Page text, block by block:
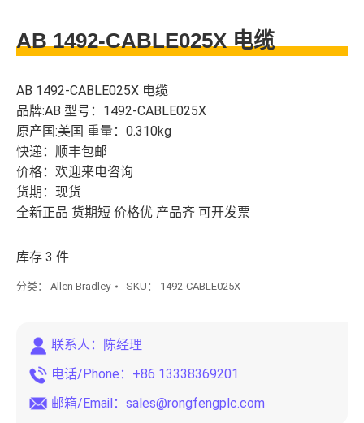
AB 1492-CABLE025X 电缆
AB 1492-CABLE025X 电缆
品牌:AB 型号：1492-CABLE025X
原产国:美国 重量：0.310kg
快递：顺丰包邮
价格：欢迎来电咨询
货期：现货
全新正品 货期短 价格优 产品齐 可开发票
库存 3 件
分类： Allen Bradley SKU： 1492-CABLE025X
联系人：陈经理
电话/Phone：+86 13338369201
邮箱/Email： sales@rongfengplc.com